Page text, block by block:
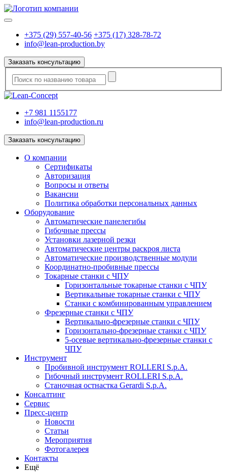
+375 (29) 557-40-56 +375 (17) 328-78-72
info@lean-production.by
Заказать консультацию
+7 981 1155177
info@lean-production.ru
Заказать консультацию
O компании
Сертификаты
Авторизация
Вопросы и ответы
Вакансии
Политика обработки персональных данных
Оборудование
Автоматические панелегибы
Гибочные прессы
Установки лазерной резки
Автоматические центры раскроя листа
Автоматические производственные модули
Координатно-пробивные прессы
Токарные станки с ЧПУ
Горизонтальные токарные станки с ЧПУ
Вертикальные токарные станки с ЧПУ
Станки с комбинированным управлением
Фрезерные станки с ЧПУ
Вертикально-фрезерные станки с ЧПУ
Горизонтально-фрезерные станки с ЧПУ
5-осевые вертикально-фрезерные станки с
ЧПУ
Инструмент
Пробивной инструмент ROLLERI S.p.A.
Гибочный инструмент ROLLERI S.p.A.
Cтаночная остнастка Gerardi S.p.A.
Консалтинг
Сервис
Пресс-центр
Новости
Статьи
Мероприятия
Фотогалерея
Контакты
Ещё